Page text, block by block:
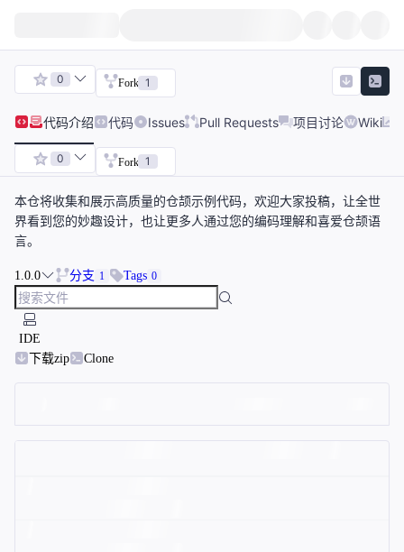
0 Fork 1
代码介绍 代码 Issues Pull Requests 项目讨论 Wiki
0 Fork 1
本仓将收集和展示高质量的仓颉示例代码，欢迎大家投稿，让全世
界看到您的妙趣设计，也让更多人通过您的编码理解和喜爱仓颉语
言。
1.0.0 分支 1 Tags 0
IDE
下载zip
Clone